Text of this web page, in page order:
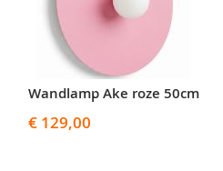
Wandlamp Ake roze 50cm
€ 129,00